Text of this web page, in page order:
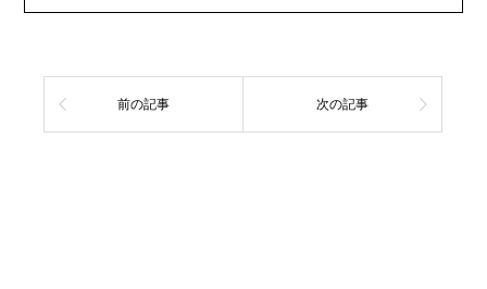
前の記事 次の記事